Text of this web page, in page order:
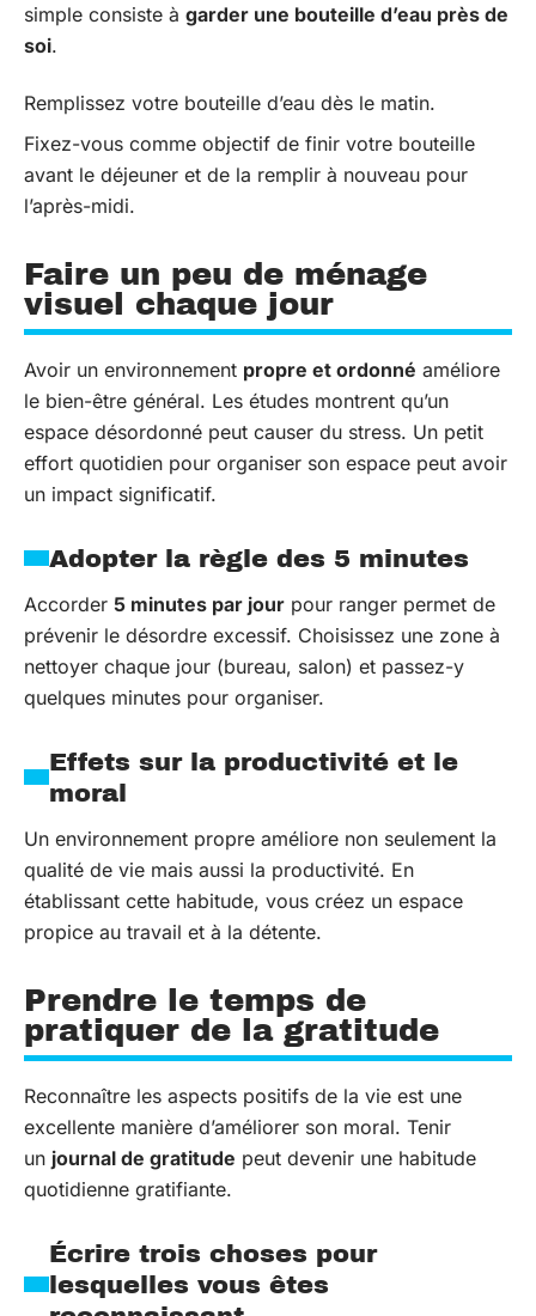
simple consiste à garder une bouteille d’eau près de
soi.
Remplissez votre bouteille d’eau dès le matin.
Fixez-vous comme objectif de finir votre bouteille
avant le déjeuner et de la remplir à nouveau pour
l’après-midi.
Faire un peu de ménage
visuel chaque jour
Avoir un environnement propre et ordonné améliore
le bien-être général. Les études montrent qu’un
espace désordonné peut causer du stress. Un petit
effort quotidien pour organiser son espace peut avoir
un impact significatif.
Adopter la règle des 5 minutes
Accorder 5 minutes par jour pour ranger permet de
prévenir le désordre excessif. Choisissez une zone à
nettoyer chaque jour (bureau, salon) et passez-y
quelques minutes pour organiser.
Effets sur la productivité et le
moral
Un environnement propre améliore non seulement la
qualité de vie mais aussi la productivité. En
établissant cette habitude, vous créez un espace
propice au travail et à la détente.
Prendre le temps de
pratiquer de la gratitude
Reconnaître les aspects positifs de la vie est une
excellente manière d’améliorer son moral. Tenir
un journal de gratitude peut devenir une habitude
quotidienne gratifiante.
Écrire trois choses pour
lesquelles vous êtes